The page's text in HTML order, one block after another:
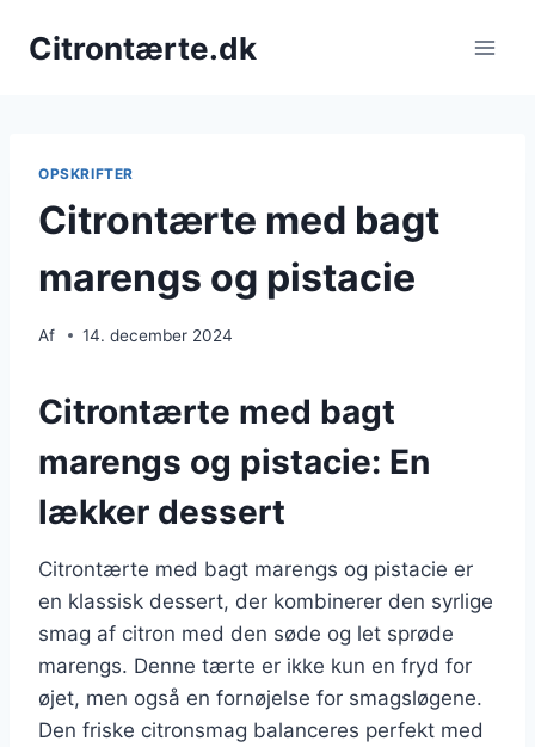
Citrontærte.dk
OPSKRIFTER
Citrontærte med bagt
marengs og pistacie
Af 14. december 2024
Citrontærte med bagt
marengs og pistacie: En
lækker dessert
Citrontærte med bagt marengs og pistacie er
en klassisk dessert, der kombinerer den syrlige
smag af citron med den søde og let sprøde
marengs. Denne tærte er ikke kun en fryd for
øjet, men også en fornøjelse for smagsløgene.
Den friske citronsmag balanceres perfekt med